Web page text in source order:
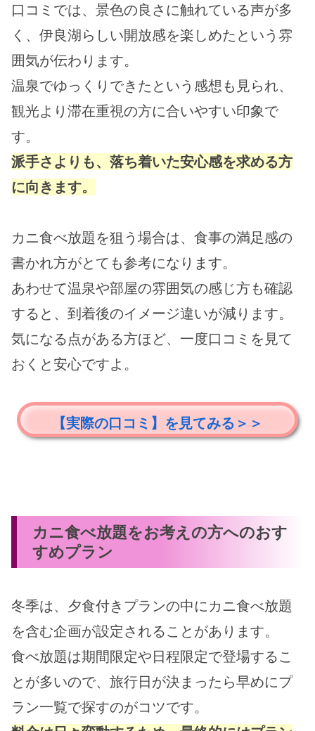
口コミでは、景色の良さに触れている声が多
く、伊良湖らしい開放感を楽しめたという雰
囲気が伝わります。
温泉でゆっくりできたという感想も見られ、
観光より滞在重視の方に合いやすい印象で
す。
派手さよりも、落ち着いた安心感を求める方
に向きます。
カニ食べ放題を狙う場合は、食事の満足感の
書かれ方がとても参考になります。
あわせて温泉や部屋の雰囲気の感じ方も確認
すると、到着後のイメージ違いが減ります。
気になる点がある方ほど、一度口コミを見て
おくと安心ですよ。
【実際の口コミ】を見てみる＞＞
カニ食べ放題をお考えの方へのおす
すめプラン
冬季は、夕食付きプランの中にカニ食べ放題
を含む企画が設定されることがあります。
食べ放題は期間限定や日程限定で登場するこ
とが多いので、旅行日が決まったら早めにプ
ラン一覧で探すのがコツです。